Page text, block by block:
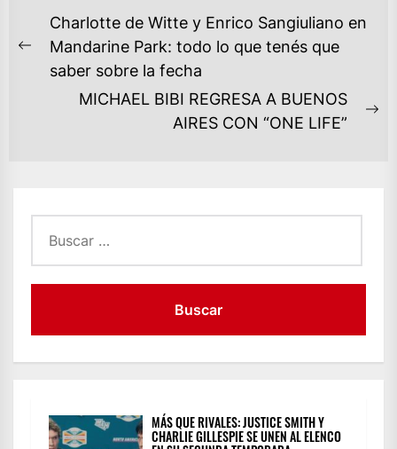
NAVEGACIÓN
DE
ENTRADAS
Previous
post:
Charlotte de Witte y Enrico Sangiuliano en
Mandarine Park: todo lo que tenés que
saber sobre la fecha
MICHAEL BIBI REGRESA A BUENOS
AIRES CON “ONE LIFE”
MÁS QUE RIVALES: JUSTICE SMITH Y
CHARLIE GILLESPIE SE UNEN AL ELENCO